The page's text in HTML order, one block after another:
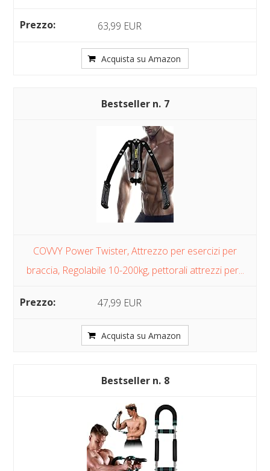
63,99 EUR
Acquista su Amazon
7
COVVY Power Twister, Attrezzo per esercizi per
braccia, Regolabile 10-200kg, pettorali attrezzi per...
47,99 EUR
Acquista su Amazon
8